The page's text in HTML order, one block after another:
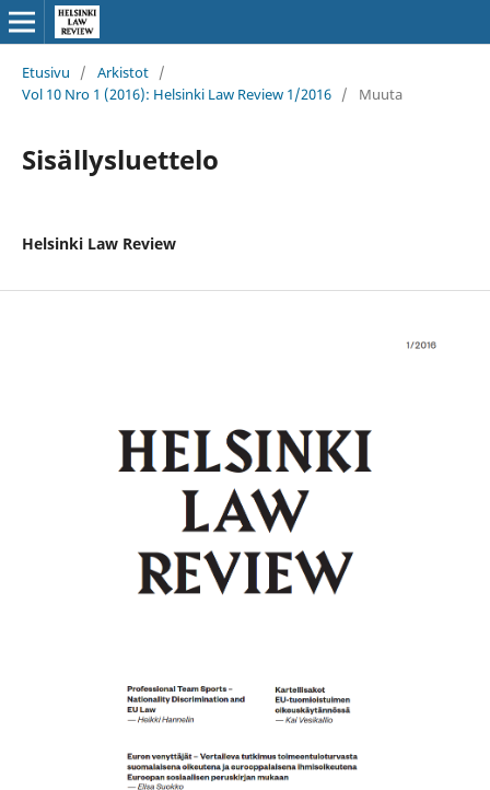
Etusivu / Arkistot /
Vol 10 Nro 1 (2016): Helsinki Law Review 1/2016 / Muuta
Sisällysluettelo
Helsinki Law Review